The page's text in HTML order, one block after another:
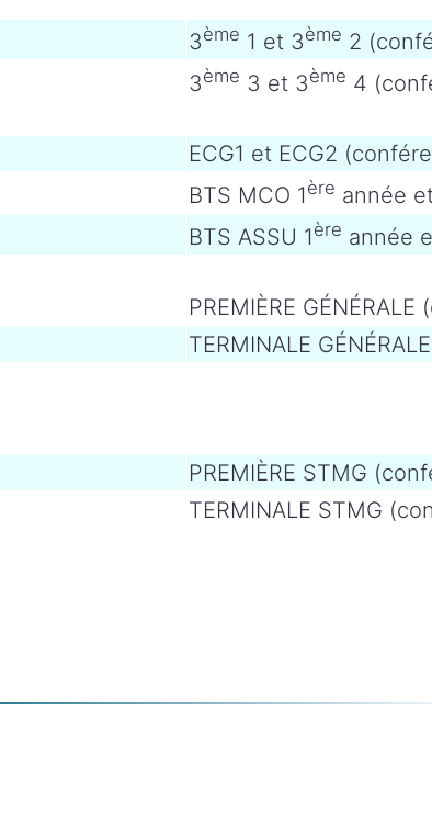
3ème 1 et 3ème 2
3ème 3 et 3ème 4
ECG1 et ECG2
BTS MCO 1ère année
BTS ASSU 1ère année
PREMIÈRE GÉNÉRALE
TERMINALE
PREMIÈRE STMG
TERMINALE STMG